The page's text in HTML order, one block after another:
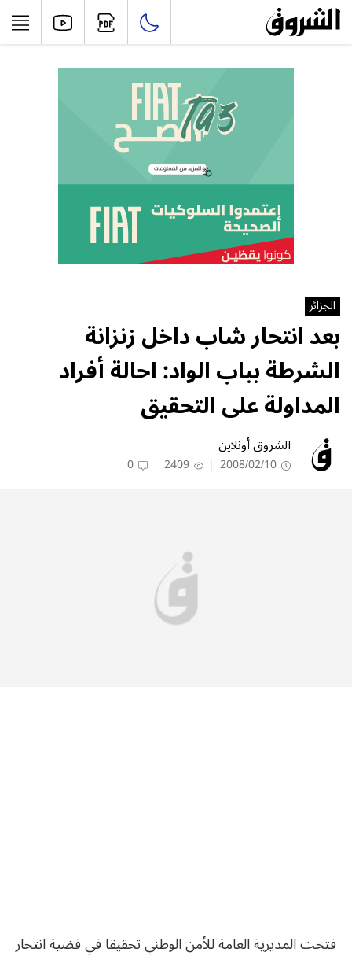
الجزائر
بعد انتحار شاب داخل زنزانة
الشرطة بباب الواد: احالة أفراد
المداولة على التحقيق
الشروق أونلاين
2008/02/10
2409
0
فتحت المديرية العامة للأمن الوطني تحقيقا في قضية انتحار